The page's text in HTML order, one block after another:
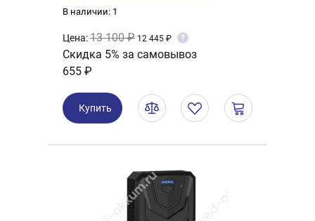
В наличии: 1
Цена:13 100 ₽ 12 445 ₽ ?
Скидка 5% за самовывоз
655 ₽
Купить